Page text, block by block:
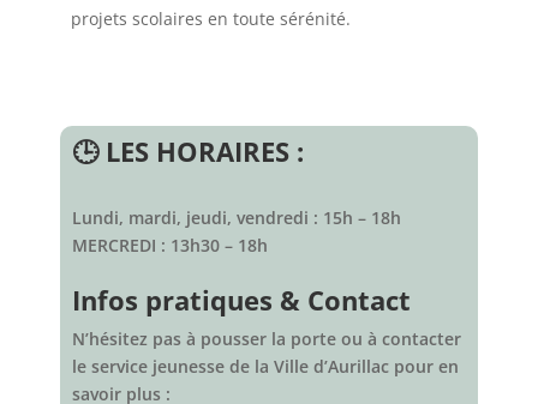
projets scolaires en toute sérénité.
🕒 LES HORAIRES :
Lundi, mardi, jeudi, vendredi : 15h – 18h
MERCREDI : 13h30 – 18h
Infos pratiques & Contact
N’hésitez pas à pousser la porte ou à contacter
le service jeunesse de la Ville d’Aurillac pour en
savoir plus :